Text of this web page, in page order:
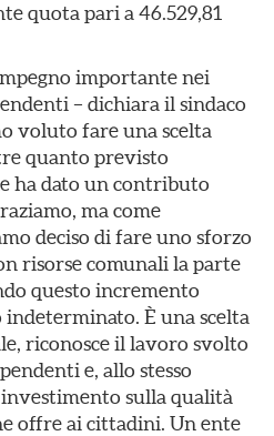
quota pari a 46.529,81
importante nei
– dichiara il sindaco
voluto fare una scelta
quanto previsto
ha dato un contributo
ma come
deciso di fare uno sforzo
risorse comunali la parte
questo incremento
È una scelta
riconosce il lavoro svolto
e, allo stesso
sulla qualità
offre ai cittadini. Un ente